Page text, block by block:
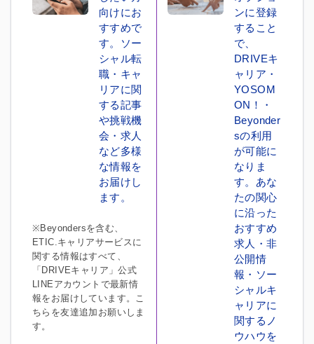
向けにお
すすめで
す。ソー
シャル転
職・キャ
リアに関
する記事
や挑戦機
会・求人
など多様
な情報を
お届けし
ます。
※Beyondersを含む、
ETIC.キャリアサービスに
関する情報はすべて、
「DRIVEキャリア」公式
LINEアカウントで最新情
報をお届けしています。こ
ちらを友達追加お願いしま
す。
ンに登録
すること
で、
DRIVEキ
ャリア・
YOSOM
ON！・
Beyonder
sの利用
が可能に
なりま
す。あな
たの関心
に沿った
おすすめ
求人・非
公開情
報・ソー
シャルキ
ャリアに
関するノ
ウハウを